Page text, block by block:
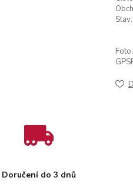
Stav:
Foto:
Doručení do 3 dnů